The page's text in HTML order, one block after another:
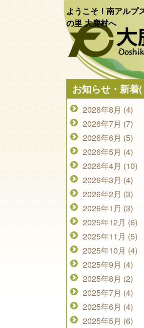
ようこそ！南アルプ
の里 大鹿村へ
お知らせ・新着
2026年8月 (4)
2026年7月 (7)
2026年6月 (5)
2026年5月 (4)
2026年4月 (10)
2026年3月 (4)
2026年2月 (3)
2026年1月 (3)
2025年12月 (6)
2025年11月 (5)
2025年10月 (4)
2025年9月 (4)
2025年8月 (2)
2025年7月 (4)
2025年6月 (4)
2025年5月 (6)